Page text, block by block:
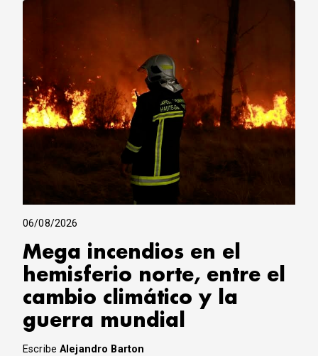
DECLARACIONES
OPINIÓN
ALTAMIRA RESPONDE
Política Obrera Revista
CONTACTO
06/08/2026
Mega incendios en el
hemisferio norte, entre el
cambio climático y la
guerra mundial
EscribeAlejandro Barton